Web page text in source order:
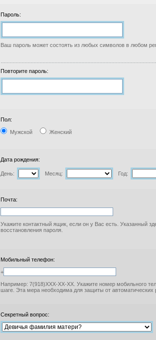
Пароль:
Ваш пароль может состоять из любых символов в любом
Повторите пароль:
Пол:
Мужской Женский
Дата рождения:
День: Месяц: Год:
Почта:
Укажите контактный ящик, если он у Вас есть. Указанный
восстановления пароля.
Мобильный телефон:
+
Например: 7(918)XXX-XX-XX. Укажите номер мобильного
шаге. Эта мера необходима для защиты от автоматических
Секретный вопрос: